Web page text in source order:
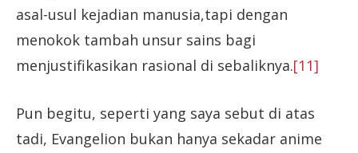
asal-usul kejadian manusia,tapi dengan
menokok tambah unsur sains bagi
menjustifikasikan rasional di sebaliknya.[11]
Pun begitu, seperti yang saya sebut di atas
tadi, Evangelion bukan hanya sekadar anime